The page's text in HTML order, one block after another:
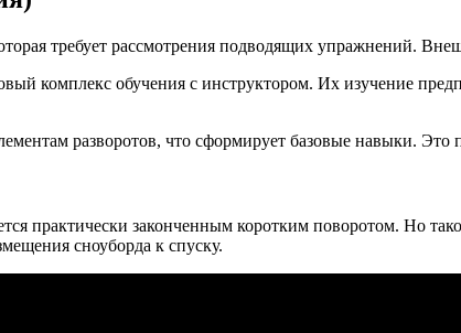
требует рассмотрения подводящих упражнений.
комплекс обучения с инструктором. Их изучение
разворотов, что сформирует базовые навыки.
практически законченным коротким поворотом. Но
сноуборда к спуску.